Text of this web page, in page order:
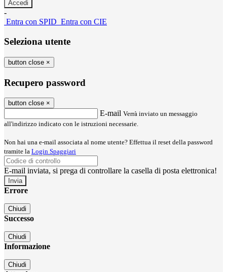
-
Entra con SPID Entra con CIE
Seleziona utente
button close ×
Recupero password
button close ×
E-mail Verrà inviato un messaggio
all'indirizzo indicato con le istruzioni necessarie.
Non hai una e-mail associata al nome utente? Effettua il reset della password
tramite la Login Spaggiari
E-mail inviata, si prega di controllare la casella di posta elettronica!
Errore
Chiudi
Successo
Chiudi
Informazione
Chiudi